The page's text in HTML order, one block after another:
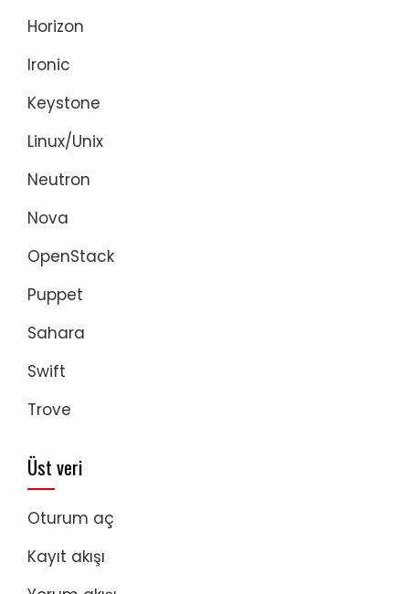
Horizon
Ironic
Keystone
Linux/Unix
Neutron
Nova
OpenStack
Puppet
Sahara
Swift
Trove
Üst veri
Oturum aç
Kayıt akışı